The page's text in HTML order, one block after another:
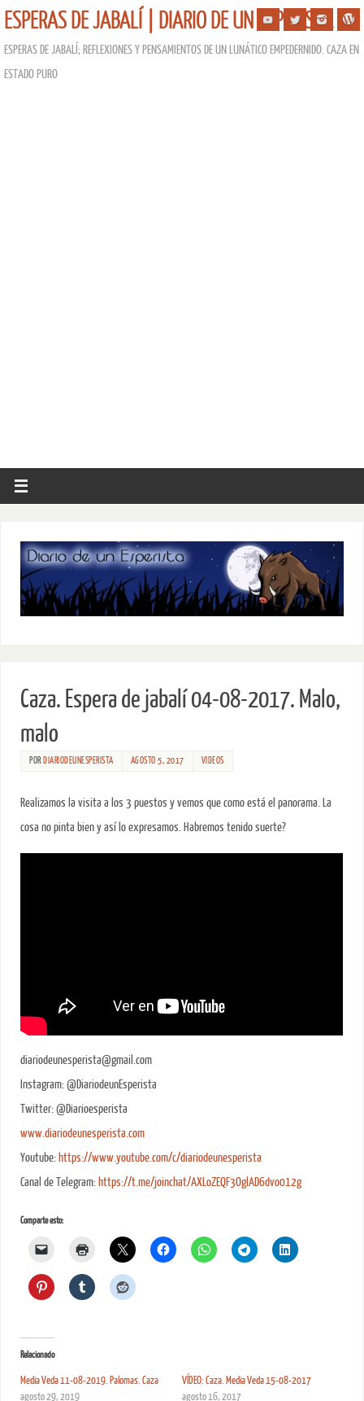
ESPERAS DE JABALÍ | DIARIO DE UN ESPERISTA
ESPERAS DE JABALÍ; REFLEXIONES Y PENSAMIENTOS DE UN LUNÁTICO EMPEDERNIDO. CAZA EN
ESTADO PURO
Caza. Espera de jabalí 04-08-2017. Malo,
malo
POR DIARIODEUNESPERISTA AGOSTO 5, 2017 VIDEOS
Realizamos la visita a los 3 puestos y vemos que como está el panorama. La
cosa no pinta bien y así lo expresamos. Habremos tenido suerte?
diariodeunesperista@gmail.com
Instagram: @DiariodeunEsperista
Twitter: @Diarioesperista
www.diariodeunesperista.com
Youtube: https://www.youtube.com/c/diariodeunesperista
Canal de Telegram: https://t.me/joinchat/AXLoZEQF3OglAD6dvo012g
Comparte esto:
Relacionado
Media Veda 11-08-2019. Palomas. Caza
agosto 29, 2019
VÍDEO: Caza. Media Veda 15-08-2017
agosto 16, 2017